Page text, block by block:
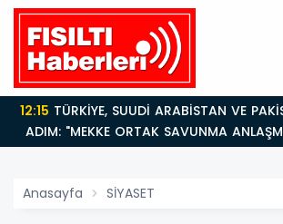
12:15
ADIM: "MEKKE ORTAK SAVUNMA
Anasayfa SİYASET